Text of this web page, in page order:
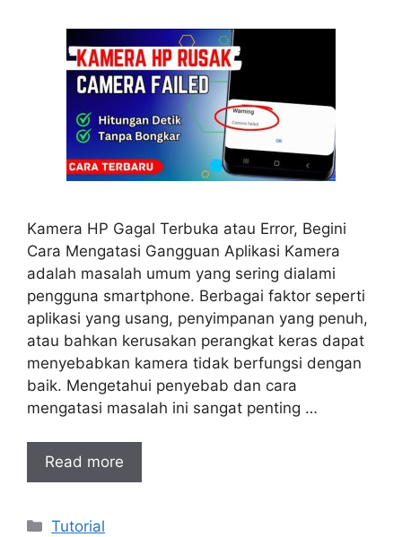
Kamera HP Gagal Terbuka atau Error, Begini
Cara Mengatasi Gangguan Aplikasi Kamera
adalah masalah umum yang sering dialami
pengguna smartphone. Berbagai faktor seperti
aplikasi yang usang, penyimpanan yang penuh,
atau bahkan kerusakan perangkat keras dapat
menyebabkan kamera tidak berfungsi dengan
baik. Mengetahui penyebab dan cara
mengatasi masalah ini sangat penting …
Read more
Categories
Tutorial